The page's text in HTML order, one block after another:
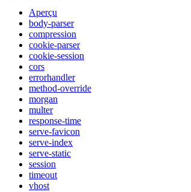
Aperçu
body-parser
compression
cookie-parser
cookie-session
cors
errorhandler
method-override
morgan
multer
response-time
serve-favicon
serve-index
serve-static
session
timeout
vhost